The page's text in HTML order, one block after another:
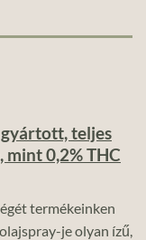
teljes
mint 0,2% THC
termékeinken
je olyan ízű,